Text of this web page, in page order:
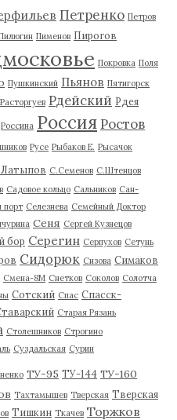
Петренко Петров
Пименов Пирогов
Покровка Поля
Пушкинский Пьянов Пятигорск
Расторгуев Рдейский Рдея
Россина Россия Ростов
Русе Рыбаков Е. Рысачок
С.Семенов С.Штенцов
Садовое кольцо Сальников Сан-
порт Селезнева Семейный Доктор
Сеня Сергей Кузнецов
бор Серегин Серпухов Сетунь
Сидорюк Сизова Симаков
Смена-8М Снетков Соколов Солотча
Сотский Спас Спасск-
Старая Рязань
Столешников Строгино
Суздальская Сурин
ТУ-95 ТУ-144 ТУ-160
Тахтамышев Тверская Тверская
Тишкин Ткачев Торжков